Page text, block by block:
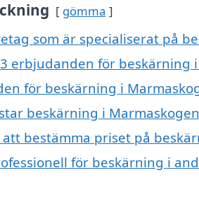
gömma
som är specialiserat på
erbjudanden för beskärning
för beskärning i
beskärning i
bestämma priset på
för beskärning i